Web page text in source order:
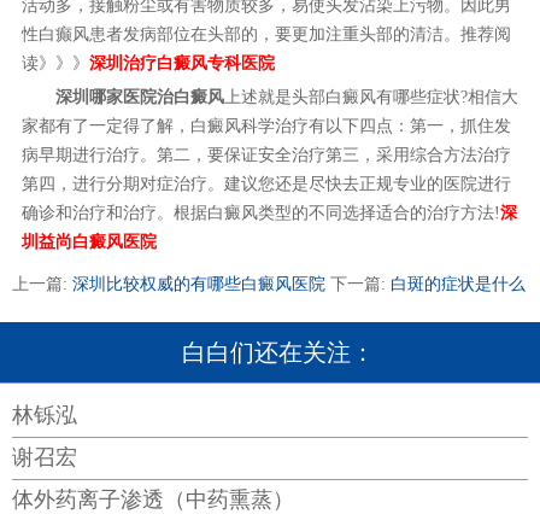
活动多，接触粉尘或有害物质较多，易使头发沾染上污物。因此男
性白癫风患者发病部位在头部的，要更加注重头部的清洁。推荐阅
读》》》 深圳治疗白癜风专科医院
深圳哪家医院治白癜风上述就是头部白癜风有哪些症状?相信大
家都有了一定得了解，白癜风科学治疗有以下四点：第一，抓住发
病早期进行治疗。第二，要保证安全治疗第三，采用综合方法治疗
第四，进行分期对症治疗。建议您还是尽快去正规专业的医院进行
确诊和治疗和治疗。根据白癜风类型的不同选择适合的治疗方法!深
圳益尚白癜风医院
上一篇: 深圳比较权威的有哪些白癜风医院 下一篇: 白斑的症状是什么
白白们还在关注：
林铄泓
谢召宏
体外药离子渗透（中药熏蒸）